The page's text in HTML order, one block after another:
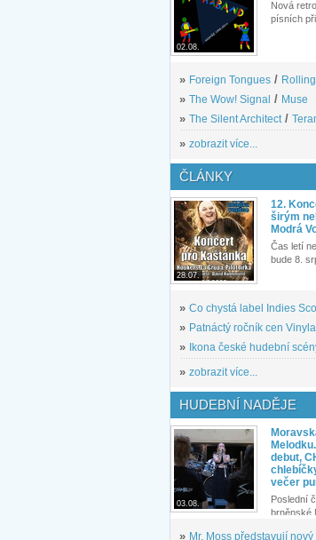
02.08.
Nová
písních
» Foreign Tongues /
» The Wow! Signal / Muse
» The Silent Architect /
» zobrazit více...
ČLÁNKY
28.07.
12.
širým
Modrá
Čas letí
bude 8.
» Co chystá label Indies
» Patnáctý ročník cen
»
Ikona české hudební
» zobrazit více...
HUDEBNÍ NADĚJE
03.08.
debut,
večer
Poslední
brněnské
» Mr. Moss představují